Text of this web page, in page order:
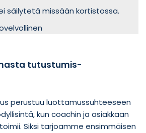
säilytetä missään kortistossa.
tutustumis-
perustuu luottamussuhteeseen
kun coachin ja asiakkaan
Siksi tarjoamme ensimmäisen